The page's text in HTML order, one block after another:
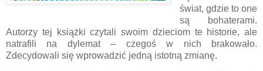
świat, gdzie to one
są bohaterami.
Autorzy tej książki czytali swoim dzieciom te historie, ale
natrafili na dylemat – czegoś w nich brakowało.
Zdecydowali się wprowadzić jedną istotną zmianę.